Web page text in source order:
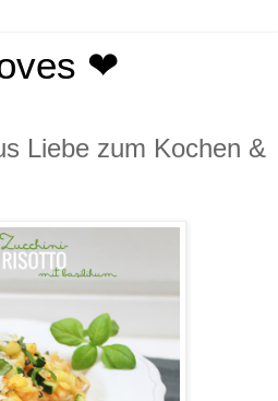
❤
Liebe zum Kochen &